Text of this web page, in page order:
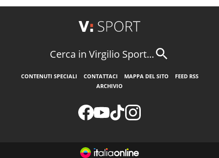
Cerca in Virgilio Sport...
CONTENUTI SPECIALI CONTATTACI MAPPA DEL SITO
FEED RSS
ARCHIVIO